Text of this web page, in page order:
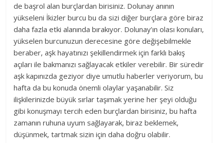
de başrol alan burçlardan birisiniz. Dolunay anının
yükseleni İkizler burcu bu da sizi diğer burçlara göre biraz
daha fazla etki alanında bırakıyor. Dolunay’ın olası konuları,
yükselen burcunuzun derecesine göre değişebilmekle
beraber, aşk hayatınızı şekillendirmek için farklı bakış
açıları ile bakmanızı sağlayacak etkiler verebilir. Bir süredir
aşk kapınızda geziyor diye umutlu haberler veriyorum, bu
hafta da bu konuda önemli olaylar yaşanabilir. Siz
ilişkilerinizde büyük sırlar taşımak yerine her şeyi olduğu
gibi konuşmayı tercih eden burçlardan birisiniz, bu hafta
zamanın ruhuna uyum sağlayarak, biraz beklemek,
düşünmek, tartmak sizin için daha doğru olabilir.